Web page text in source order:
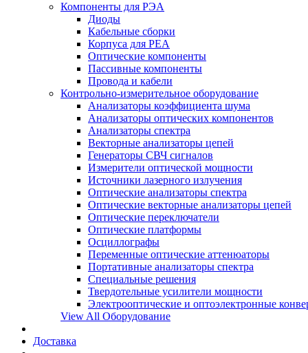
Компоненты для РЭА
Диоды
Кабельные сборки
Корпуса для РЕА
Оптические компоненты
Пассивные компоненты
Провода и кабели
Контрольно-измерительное оборудование
Анализаторы коэффициента шума
Анализаторы оптических компонентов
Анализаторы спектра
Векторные анализаторы цепей
Генераторы СВЧ сигналов
Измерители оптической мощности
Источники лазерного излучения
Оптические анализаторы спектра
Оптические векторные анализаторы цепей
Оптические переключатели
Оптические платформы
Осциллографы
Переменные оптические аттенюаторы
Портативные анализаторы спектра
Специальные решения
Твердотельные усилители мощности
Электрооптические и оптоэлектронные
View All Оборудование
Доставка